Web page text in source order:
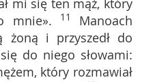
mi się ten mąż, który
mnie». 11 Manoach
żoną i przyszedł do
do niego słowami:
który rozmawiał